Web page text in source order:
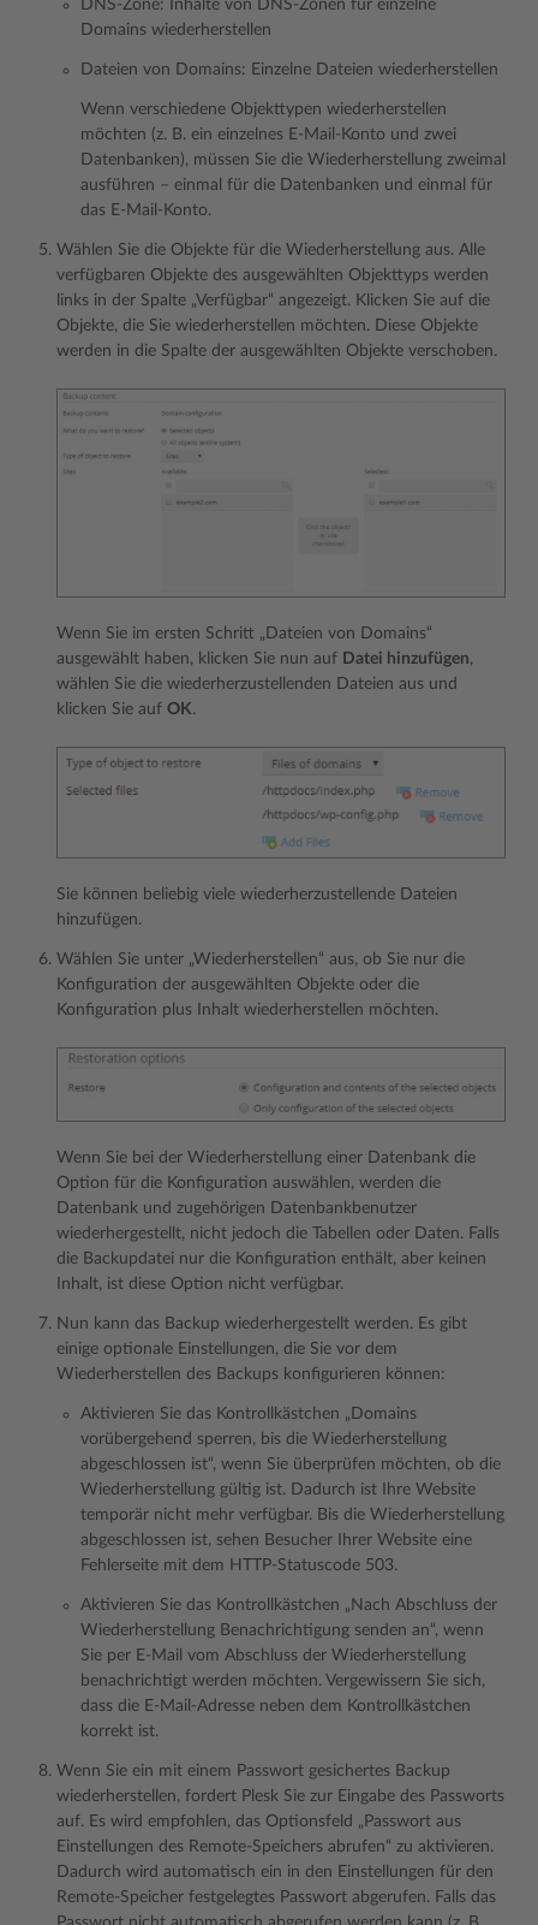
DNS-Zone: Inhalte von DNS-Zonen für einzelne
Domains wiederherstellen
Dateien von Domains: Einzelne Dateien wiederherstellen
Wenn verschiedene Objekttypen wiederherstellen
möchten (z. B. ein einzelnes E-Mail-Konto und zwei
Datenbanken), müssen Sie die Wiederherstellung zweimal
ausführen – einmal für die Datenbanken und einmal für
das E-Mail-Konto.
Wählen Sie die Objekte für die Wiederherstellung aus. Alle
verfügbaren Objekte des ausgewählten Objekttyps werden
links in der Spalte „Verfügbar“ angezeigt. Klicken Sie auf die
Objekte, die Sie wiederherstellen möchten. Diese Objekte
werden in die Spalte der ausgewählten Objekte verschoben.
Wenn Sie im ersten Schritt „Dateien von Domains“
ausgewählt haben, klicken Sie nun auf Datei hinzufügen,
wählen Sie die wiederherzustellenden Dateien aus und
klicken Sie auf OK.
Sie können beliebig viele wiederherzustellende Dateien
hinzufügen.
Wählen Sie unter „Wiederherstellen“ aus, ob Sie nur die
Konfiguration der ausgewählten Objekte oder die
Konfiguration plus Inhalt wiederherstellen möchten.
Wenn Sie bei der Wiederherstellung einer Datenbank die
Option für die Konfiguration auswählen, werden die
Datenbank und zugehörigen Datenbankbenutzer
wiederhergestellt, nicht jedoch die Tabellen oder Daten. Falls
die Backupdatei nur die Konfiguration enthält, aber keinen
Inhalt, ist diese Option nicht verfügbar.
Nun kann das Backup wiederhergestellt werden. Es gibt
einige optionale Einstellungen, die Sie vor dem
Wiederherstellen des Backups konfigurieren können:
Aktivieren Sie das Kontrollkästchen „Domains
vorübergehend sperren, bis die Wiederherstellung
abgeschlossen ist“, wenn Sie überprüfen möchten, ob die
Wiederherstellung gültig ist. Dadurch ist Ihre Website
temporär nicht mehr verfügbar. Bis die Wiederherstellung
abgeschlossen ist, sehen Besucher Ihrer Website eine
Fehlerseite mit dem HTTP-Statuscode 503.
Aktivieren Sie das Kontrollkästchen „Nach Abschluss der
Wiederherstellung Benachrichtigung senden an“, wenn
Sie per E-Mail vom Abschluss der Wiederherstellung
benachrichtigt werden möchten. Vergewissern Sie sich,
dass die E-Mail-Adresse neben dem Kontrollkästchen
korrekt ist.
Wenn Sie ein mit einem Passwort gesichertes Backup
wiederherstellen, fordert Plesk Sie zur Eingabe des Passworts
auf. Es wird empfohlen, das Optionsfeld „Passwort aus
Einstellungen des Remote-Speichers abrufen“ zu aktivieren.
Dadurch wird automatisch ein in den Einstellungen für den
Remote-Speicher festgelegtes Passwort abgerufen. Falls das